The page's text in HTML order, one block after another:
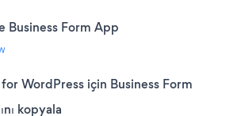
Business Form App
WordPress için Business Form
kopyala